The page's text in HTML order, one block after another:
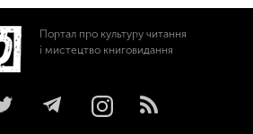
Портал про культуру читання
і мистецтво книговидання